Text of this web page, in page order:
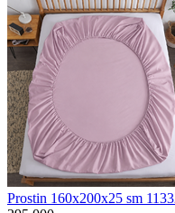
Prostin 160x200x25 sm